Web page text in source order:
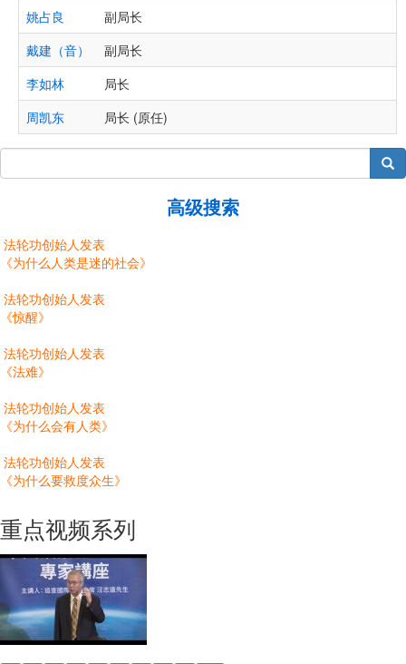
姚占良
副局长
戴建（音）
副局长
李如林
局长
周凯东
局长 (原任)
搜索
高级搜索
法轮功创始人发表
《为什么人类是迷的社会》
法轮功创始人发表
《惊醒》
法轮功创始人发表
《法难》
法轮功创始人发表
《为什么会有人类》
法轮功创始人发表
《为什么要救度众生》
重点视频系列